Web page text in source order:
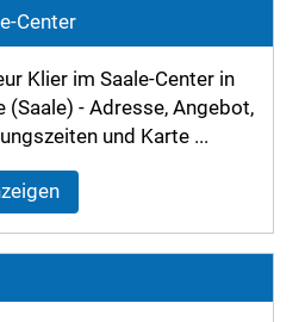
Center
Klier im Saale-Center in
(Saale) - Adresse, Angebot,
und Karte ...